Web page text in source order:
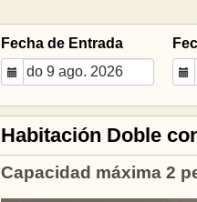
Fecha de Entrada
Habitación Doble
Capacidad máxima 2